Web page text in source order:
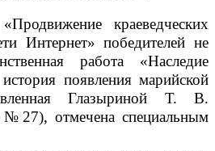
краеведческих
Интернет» победителей не
работа «Наследие
появления марийской
Глазыриной Т. В.
№27), отмечена специальным